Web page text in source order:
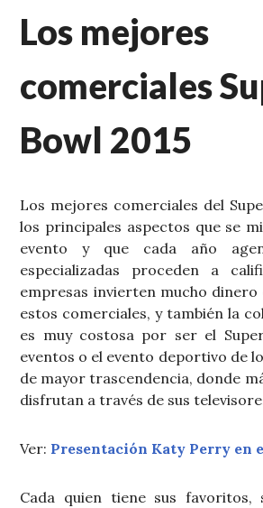
Los mejores
comerciales
Bowl 2015
Los mejores comerciales del
los principales aspectos que se
evento y que cada año
especializadas proceden a
empresas invierten mucho dinero
estos comerciales, y también la
es muy costosa por ser el
eventos o el evento deportivo de
de mayor trascendencia, donde
disfrutan a través de sus
Ver: Presentación Katy Perry en
Cada quien tiene sus favoritos,